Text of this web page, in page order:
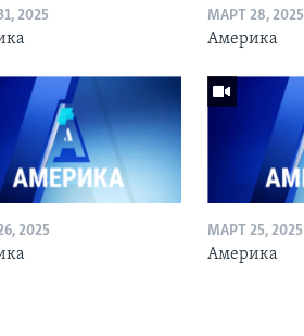
2025 МАРТ 28, 2025
Америка
2025 МАРТ 25, 2025
Америка